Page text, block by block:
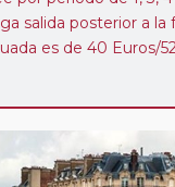
salida posterior a la
es de 40 Euros/
del año, ofrece
en "Mi viaje")